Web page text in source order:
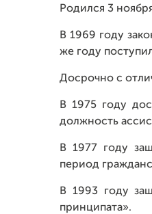
Родился 3
В 1969 году
же году
Досрочно с
В 1975 году
должность
В 1977 году
период
В 1993 году
принципата».